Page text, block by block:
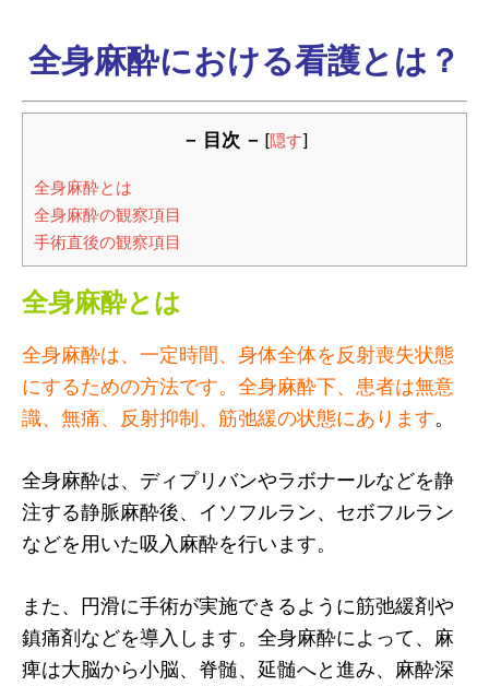
全身麻酔における看護とは？
－ 目次 － [隠す]
全身麻酔とは
全身麻酔の観察項目
手術直後の観察項目
全身麻酔とは
全身麻酔は、一定時間、身体全体を反射喪失状態
にするための方法です。全身麻酔下、患者は無意
識、無痛、反射抑制、筋弛緩の状態にあります。
全身麻酔は、ディプリバンやラボナールなどを静
注する静脈麻酔後、イソフルラン、セボフルラン
などを用いた吸入麻酔を行います。
また、円滑に手術が実施できるように筋弛緩剤や
鎮痛剤などを導入します。全身麻酔によって、麻
痺は大脳から小脳、脊髄、延髄へと進み、麻酔深